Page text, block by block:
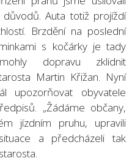
Auta totiž projíždí
Brzdění na poslední
s kočárky je tady
dopravu zklidnit
Martin Křižan. Nyní
upozorňovat obyvatele
„Žádáme občany,
jízdním pruhu, upravili
a předcházeli tak